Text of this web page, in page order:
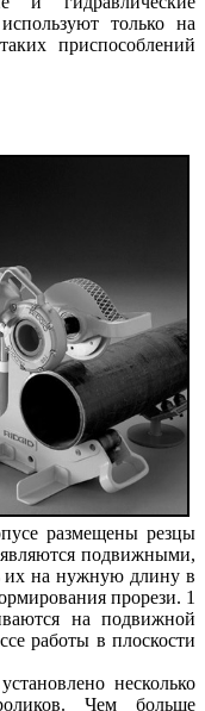
только на
приспособлений
размещены резцы
подвижными,
их на нужную длину в
прорези. 1
на подвижной
работы в плоскости
несколько
Чем больше